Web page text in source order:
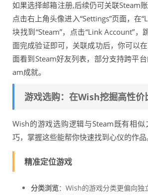
如果选择邮箱注册,后续仍可关联Steam
点击右上角头像进入“Settings”页面，在
块找到“Steam”，点击“Link Account”，
面完成验证即可，关联成功后，你可以
面看到Steam好友列表，部分支持跨平
am成就。
游戏选购：在Wish挖掘高性价
Wish的游戏选购逻辑与Steam既有相
巧，掌握这些能帮你快速找到心仪的作品
精准定位游戏
分类浏览：Wish的游戏分类更偏向独